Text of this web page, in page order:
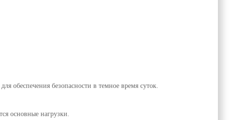
обеспечения безопасности в темное время суток.
основные нагрузки.